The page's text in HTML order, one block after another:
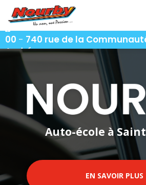
contenu
principal
06 92 92 25 51-06 92 62 62 91
00 - 740 rue de la
André
Auto-école à
EN SAVOIR PLUS